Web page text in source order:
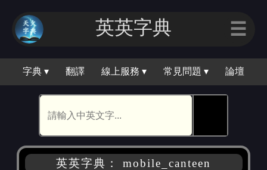
英英字典 ☰
字典 ▾ 翻譯 線上服務 ▾ 常見問題 ▾ 論壇
英英字典： mobile_canteen